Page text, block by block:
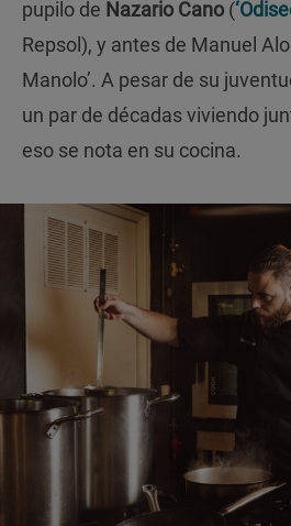
pupilo de Nazario Cano (
Repsol), y antes de Manuel
Manolo’. A pesar de su
un par de décadas viviendo
eso se nota en su cocina.